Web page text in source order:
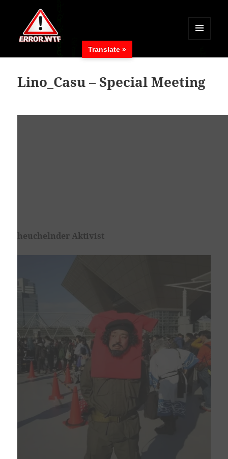
MENÜ
WIDGETS
Lino_Casu – Special Meeting
heuchelnder Aktivist
Translate »